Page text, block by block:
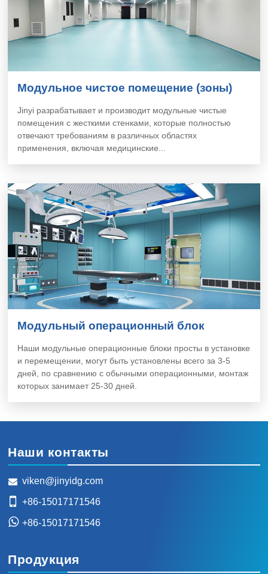
Модульное чистое помещение (зоны)
Jinyi разрабатывает и производит модульные чистые
помещения с жесткими стенками, которые полностью
отвечают требованиям в различных областях
применения, включая медицинские...
Модульный операционный блок
Наши модульные операционные блоки просты в установке
и перемещении, могут быть установлены всего за 3-5
дней, по сравнению с обычными операционными, монтаж
которых занимает 25-30 дней.
Наши контакты
viken@jinyidg.com
+86-15017171546
+86-15017171546
Продукция